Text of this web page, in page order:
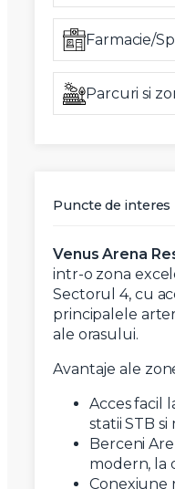
Farmacie/
Parcuri si
Puncte de interes
Venus Arena
intr-o zona
Sectorul 4, cu
principalele
ale orasului.
Avantaje ale
Acces facil
statii STB
Berceni
modern, la
Conexiune